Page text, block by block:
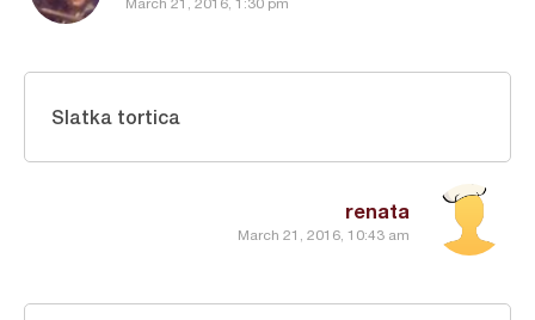
renata
March 21, 2016, 10:43 am
Slatka tortica